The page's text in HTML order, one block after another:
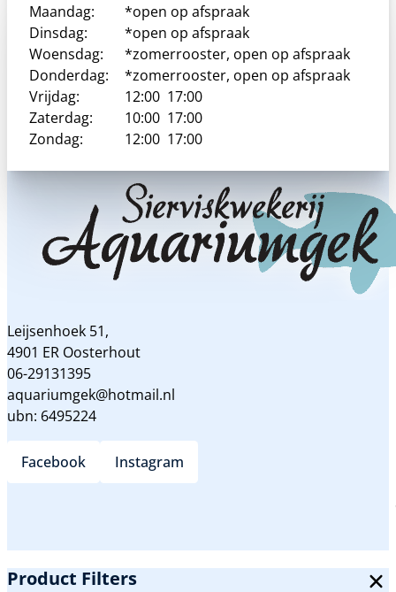
Leijsenhoek 51,
4901 ER Oosterhout
06-29131395
aquariumgek@hotmail.nl
ubn: 6495224
Facebook Instagram
Maandag:
*open op afspraak
Dinsdag:
*open op afspraak
Woensdag:
*zomerrooster, open op afspraak
Donderdag:
*zomerrooster, open op afspraak
Vrijdag:
12:00 17:00
Zaterdag:
10:00 17:00
Zondag:
12:00 17:00
Product Filters